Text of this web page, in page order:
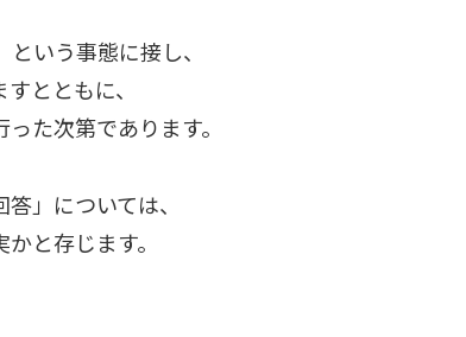
いう事態に接し、
とともに、
た次第であります。
」については、
と存じます。